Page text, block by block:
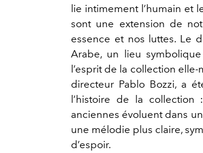
lie intimement l’humain et
sont une extension de
essence et nos luttes. Le
Arabe, un lieu
l’esprit de la collection elle-
directeur Pablo Bozzi, a
l’histoire de la
anciennes évoluent dans
une mélodie plus claire,
d’espoir.